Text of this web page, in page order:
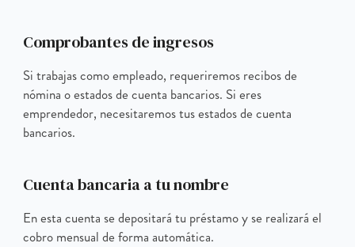
Comprobantes de ingresos
Si trabajas como empleado, requeriremos recibos de
nómina o estados de cuenta bancarios. Si eres
emprendedor, necesitaremos tus estados de cuenta
bancarios.
Cuenta bancaria a tu nombre
En esta cuenta se depositará tu préstamo y se realizará el
cobro mensual de forma automática.